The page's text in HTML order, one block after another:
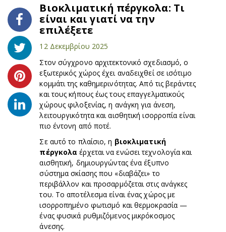
Βιοκλιματική πέργκολα: Τι
είναι και γιατί να την
επιλέξετε
12 Δεκεμβρίου 2025
Στον σύγχρονο αρχιτεκτονικό σχεδιασμό, ο
εξωτερικός χώρος έχει αναδειχθεί σε ισότιμο
κομμάτι της καθημερινότητας. Από τις βεράντες
και τους κήπους έως τους επαγγελματικούς
χώρους φιλοξενίας, η ανάγκη για άνεση,
λειτουργικότητα και αισθητική ισορροπία είναι
πιο έντονη από ποτέ.
Σε αυτό το πλαίσιο, η βιοκλιματική
πέργκολα έρχεται να ενώσει τεχνολογία και
αισθητική, δημιουργώντας ένα έξυπνο
σύστημα σκίασης που «διαβάζει» το
περιβάλλον και προσαρμόζεται στις ανάγκες
του. Το αποτέλεσμα είναι ένας χώρος με
ισορροπημένο φωτισμό και θερμοκρασία —
ένας φυσικά ρυθμιζόμενος μικρόκοσμος
άνεσης.